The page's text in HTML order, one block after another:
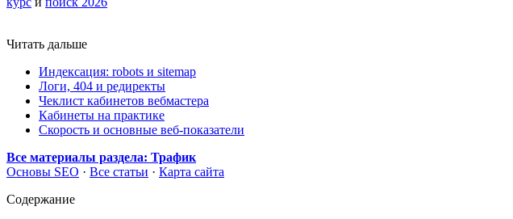
Читать дальше
Индексация: robots и sitemap
Логи, 404 и редиректы
Чеклист кабинетов вебмастера
Кабинеты на практике
Скорость и основные веб-показатели
Все материалы раздела: Трафик
Основы SEO · Все статьи · Карта сайта
Содержание